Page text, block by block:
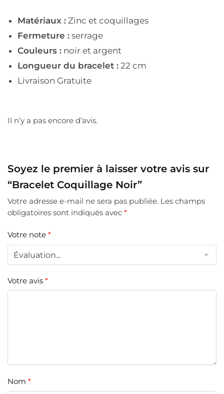
Matériaux : Zinc et coquillages
Fermeture : serrage
Couleurs : noir et argent
Longueur du bracelet : 22 cm
Livraison Gratuite
Il n’y a pas encore d’avis.
Soyez le premier à laisser votre avis sur
“Bracelet Coquillage Noir”
Votre adresse e-mail ne sera pas publiée. Les champs
obligatoires sont indiqués avec *
Votre note *
Votre avis *
Nom *